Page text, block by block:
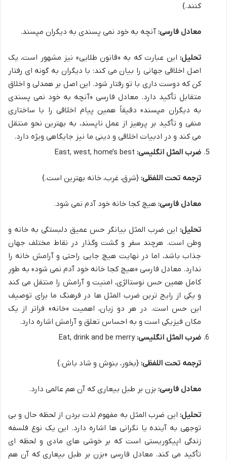
کنند.}
معادل فارسی: آنچه به خود نمی پسندی به دیگران مپسند.
تحلیل: این عبارت که به «قانون طلایی» نیز مشهور است، یک
اصل اخلاقی جهانی را بیان می کند: با دیگران به گونه ای رفتار
کن که دوست داری با تو رفتار شود. این اصل بر همدلی و اخلاق
متقابل تأکید دارد. معادل فارسی «آنچه به خود نمی پسندی
به دیگران مپسند» دقیقاً همین پیام اخلاقی را با ساختاری
منفی و تأکید بر پرهیز از عمل ناپسند، به بهترین نحو منتقل
می کند و در ادبیات اخلاقی و دینی ما نیز جایگاهی ویژه دارد.
ضرب المثل انگلیسی:
ترجمه تحت اللفظی: {شرق، غرب، خانه بهترین است.}
معادل فارسی: هیچ کجا خانه خود آدم نمی شود.
تحلیل: این ضرب المثل بیانگر حس عمیق دلبستگی به خانه و
وطن است. هرچند سفر و گشت وگذار در نقاط مختلف جهان
جذاب باشد، اما در نهایت هیچ جایی راحتی و آرامش خانه را
ندارد. معادل فارسی «هیچ کجا خانه خود آدم نمی شود» به طور
کامل همین حس نوستالژی، امنیت و آرامش را منتقل می کند
و یکی از رایج ترین ضرب المثل ها در فرهنگ ما برای توصیف
این حس است. در هر دو زبان، اهمیت «خانه» فراتر از یک
مکان فیزیکی است و به احساس تعلق و آرامش اشاره دارد.
ضرب المثل انگلیسی:Eat, drink and be merry
ترجمه تحت اللفظی: {بخور، بنوش و شاد باش.}
معادل فارسی: بزن بر طبل بیعاری که آن هم عالمی دارد.
تحلیل: این ضرب المثل به مفهوم لذت بردن از لحظه حال و بی
توجهی به آینده یا نگرانی ها اشاره دارد. این یک نوع فلسفه
زندگی اپیکوریستی است که بر خوشی های مادی و لحظه ای
تأکید می کند. معادل فارسی «بزن بر طبل بیعاری که آن هم